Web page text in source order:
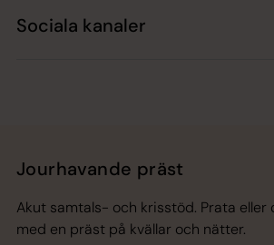
Sociala kanaler
Jourhavande präst
Akut samtals- och krisstöd. Prata
med en präst på kvällar och nätter.